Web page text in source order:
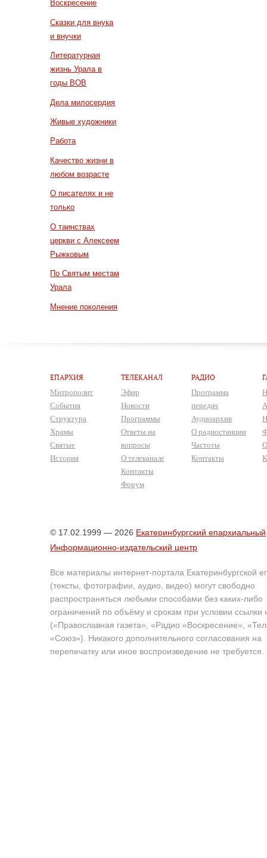
Воскресение
Сказки для внука
и внучки
Литературная
жизнь Урала в
годы ВОВ
Дела милосердия
Живые художники
Работа
Качество жизни в
любом возрасте
О писателях и не
только
О таинствах
церкви с Алексеем
Рыжковым
По Святым местам
Урала
Мнение поколения
ЕПАРХИЯ
Митрополит
События
Структура
Храмы
Святые
История
ТЕЛЕКАНАЛ
Эфир
Новости
Программы
Ответы на
вопросы
О телеканале
Контакты
Форум
РАДИО
Программа
передач
Аудиоархив
О радиостанции
Частоты
Контакты
© 17.02.1999 — 2026 Екатеринбургский епархиальный
Информационно-издательский центр
Все материалы интернет-портала Екатеринбургской
(тексты, фотографии, аудио, видео) могут свободно
распространяться любыми способами без каких-либо
ограничений по объёму и срокам при условии ссылки
(«Православная газета», «Радио «Воскресение»,
«Союз»). Никакого дополнительного согласования на
перепечатку или иное воспроизведение не требуется.